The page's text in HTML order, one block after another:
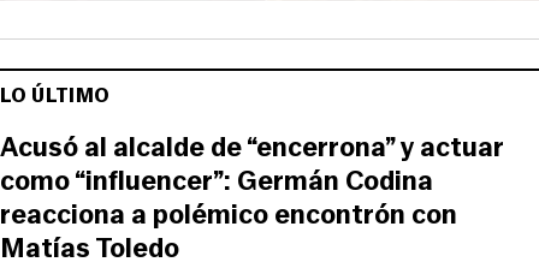
LO ÚLTIMO
Acusó al alcalde de “encerrona” y actuar
como “influencer”: Germán Codina
reacciona a polémico encontrón con
Matías Toledo